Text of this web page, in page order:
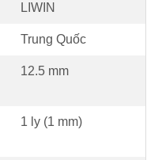
LIWIN
Trung Quốc
12.5 mm
1 ly (1 mm)